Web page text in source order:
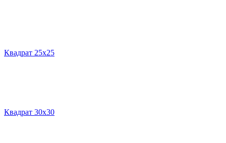
Квадрат 25х25
Квадрат 30х30